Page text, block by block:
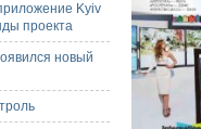
Kyiv
проекта
новый